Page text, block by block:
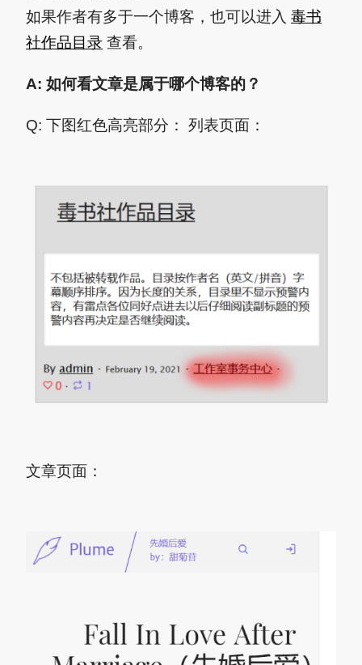
如果作者有多于一个博客，也可以进入 毒书
社作品目录 查看。
A: 如何看文章是属于哪个博客的？
Q: 下图红色高亮部分： 列表页面：
文章页面：